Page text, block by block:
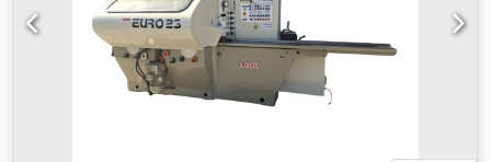
Alimentación sobre cardán Bomba de lubricación de la
mesa de trabajo Presión 6 atm. Elevación eléctrica del
cuerpo Alimentación: 400 V Dimensiones totales: Longitud:
4180 mm Anchura: 1720 mm Altura: 1740 mm